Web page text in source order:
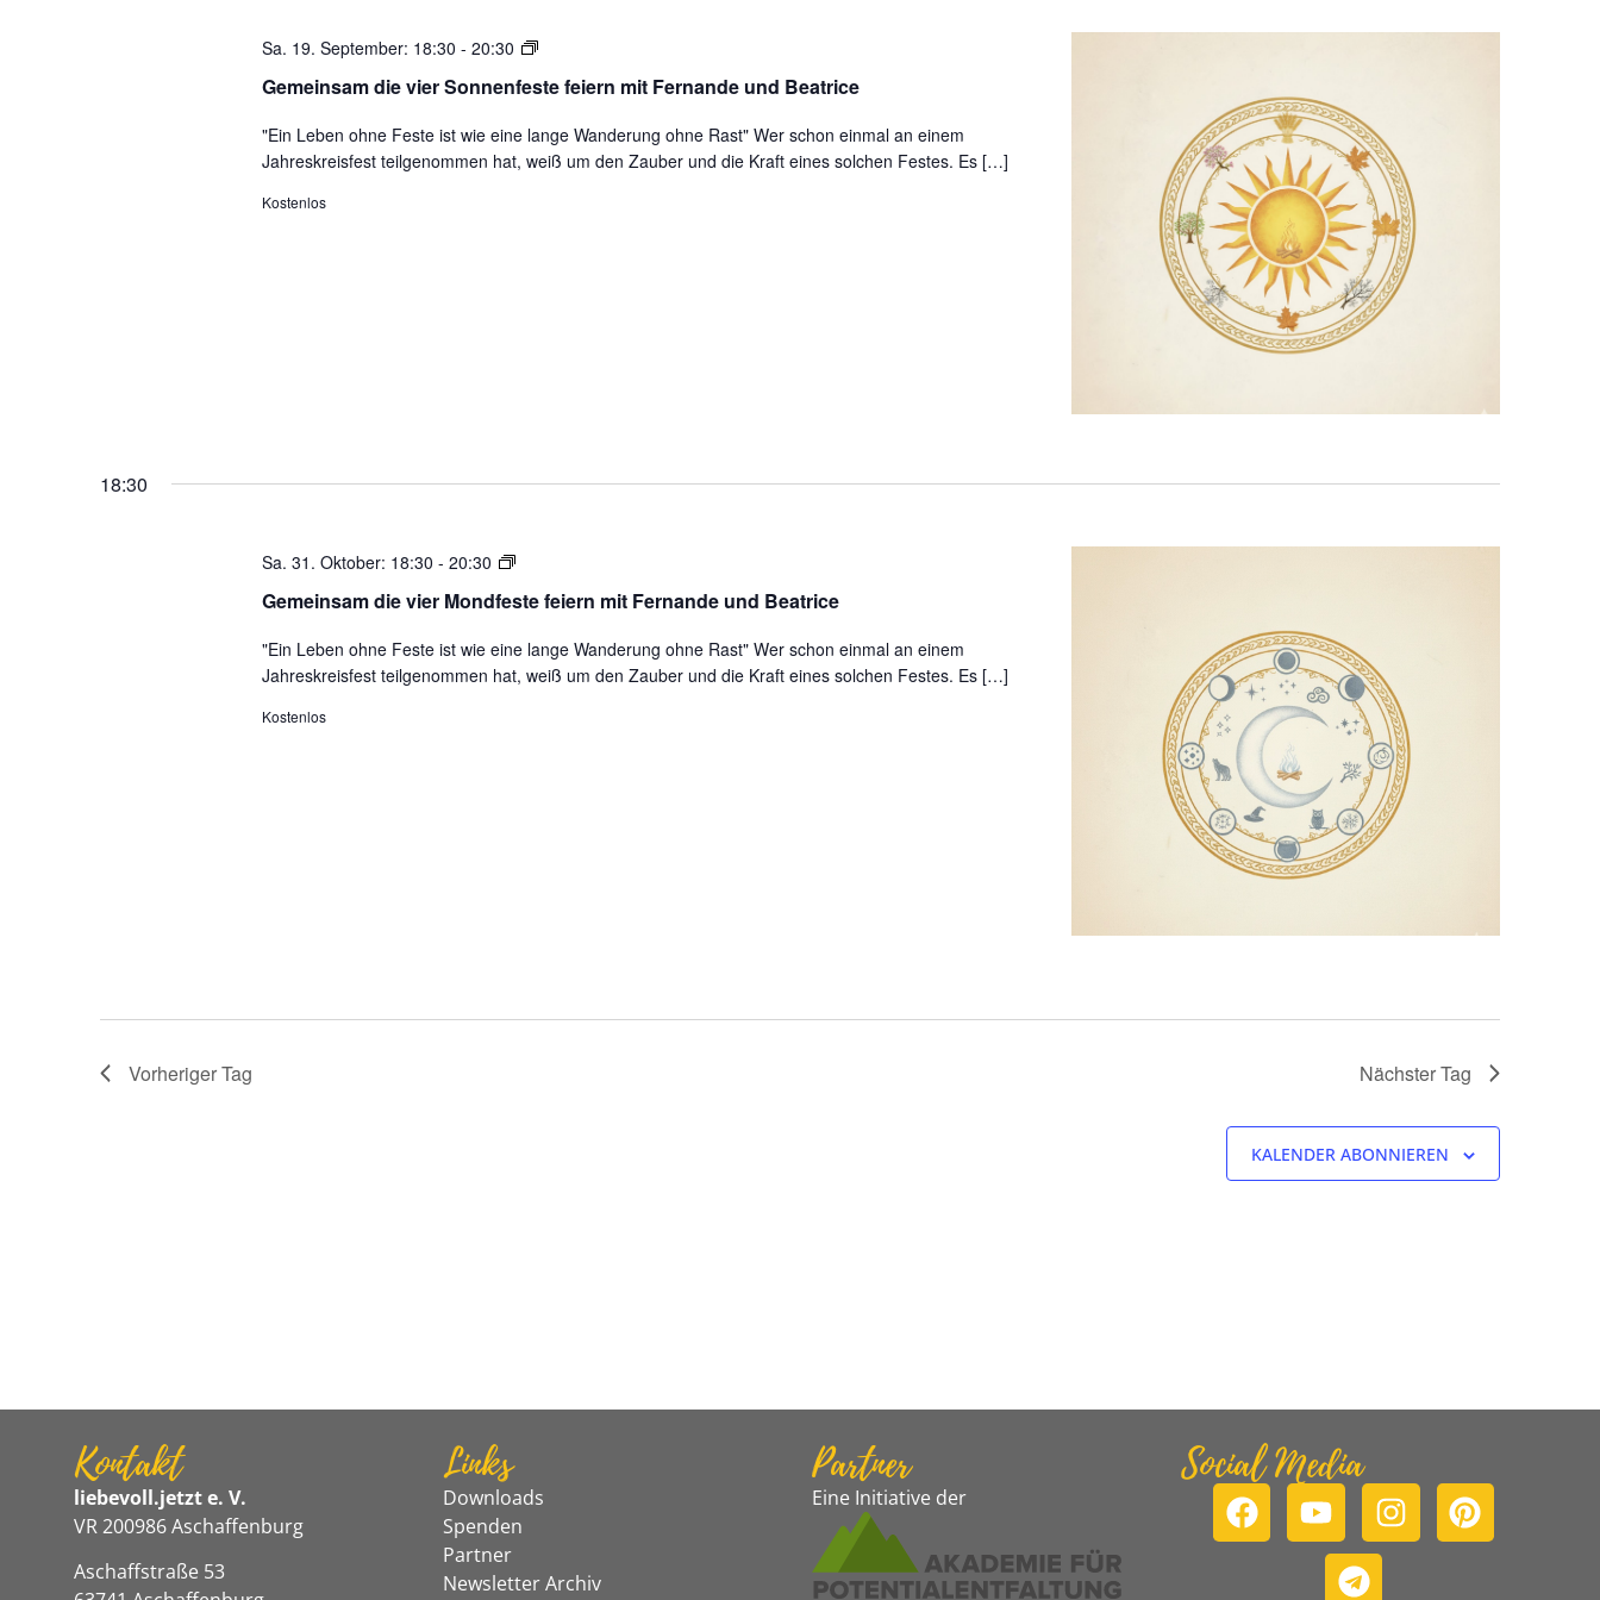
Gemeinsam die vier Sonnenfeste feiern mit Fernande und Beatrice
Sa. 19. September: 18:30 - 20:30
Gemeinsam
die
Sonnenfeste
feiern
"Ein Leben ohne Feste ist wie eine lange Wanderung ohne Rast" Wer schon einmal an einem
Jahreskreisfest teilgenommen hat, weiß um den Zauber und die Kraft eines solchen Festes. Es […]
Kostenlos
18:30
Gemeinsam die vier Mondfeste feiern mit Fernande und Beatrice
Sa. 31. Oktober: 18:30 - 20:30
Gemeinsam
die
Mondfeste
feiern
"Ein Leben ohne Feste ist wie eine lange Wanderung ohne Rast" Wer schon einmal an einem
Jahreskreisfest teilgenommen hat, weiß um den Zauber und die Kraft eines solchen Festes. Es […]
Kostenlos
Vorheriger Tag Nächster Tag
KALENDER ABONNIEREN
Kontakt
liebevoll.jetzt e. V.
VR 200986 Aschaffenburg
Aschaffstraße 53
Links
Downloads
Spenden
Partner
Newsletter Archiv
Partner
Eine Initiative der
Social Media